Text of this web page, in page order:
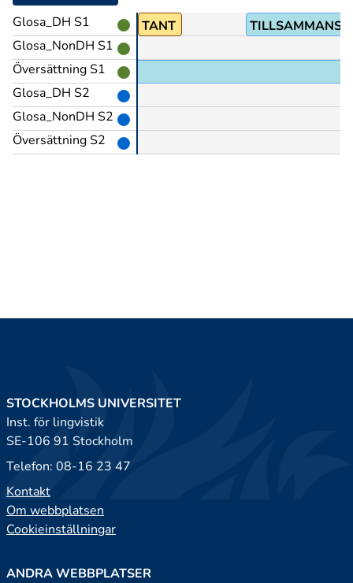
Glosa_DH S1
Glosa_NonDH S1
Översättning S1
Glosa_DH S2
Glosa_NonDH S2
Översättning S2
TANT TILLSAMMANS
STOCKHOLMS UNIVERSITET
Inst. för lingvistik
SE-106 91 Stockholm
Telefon: 08-16 23 47
Kontakt
Om webbplatsen
Cookieinställningar
ANDRA WEBBPLATSER